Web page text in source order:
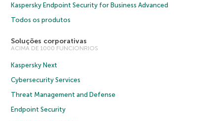
Kaspersky Endpoint Security for Business Advanced
Todos os produtos
Soluções corporativas
ACIMA DE 1000 FUNCIONRIOS
Kaspersky Next
Cybersecurity Services
Threat Management and Defense
Endpoint Security